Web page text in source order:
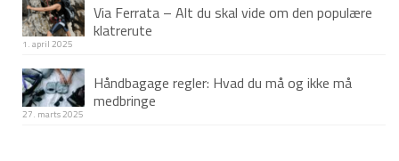
Via Ferrata – Alt du skal vide om den populære
klatrerute
1. april 2025
Håndbagage regler: Hvad du må og ikke må
medbringe
27. marts 2025